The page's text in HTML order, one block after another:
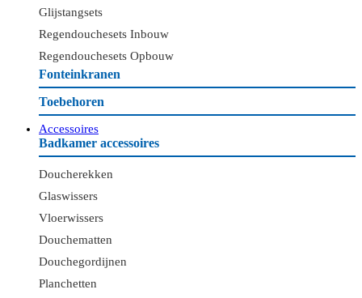
Glijstangsets
Regendouchesets Inbouw
Regendouchesets Opbouw
Fonteinkranen
Toebehoren
Accessoires
Badkamer accessoires
Doucherekken
Glaswissers
Vloerwissers
Douchematten
Douchegordijnen
Planchetten